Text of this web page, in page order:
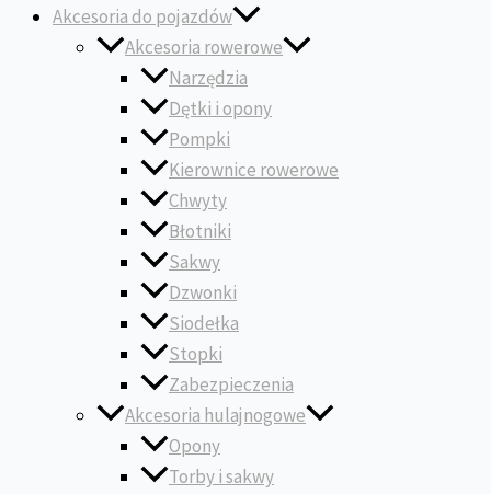
Akcesoria do pojazdów
Akcesoria rowerowe
Narzędzia
Dętki i opony
Pompki
Kierownice rowerowe
Chwyty
Błotniki
Sakwy
Dzwonki
Siodełka
Stopki
Zabezpieczenia
Akcesoria hulajnogowe
Opony
Torby i sakwy